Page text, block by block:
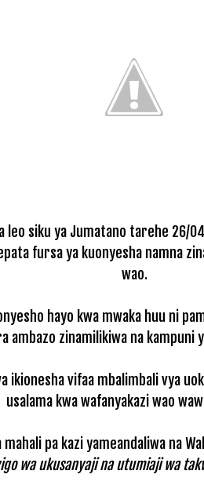
leo siku ya Jumatano tarehe
fursa ya kuonyesha namna
wao.
hayo kwa mwaka huu ni
ambazo zinamilikiwa na kampuni
ikionesha vifaa mbalimbali vya
usalama kwa wafanyakazi wao
pa kazi yameandaliwa na
wa ukusanyaji na utumiaji wa